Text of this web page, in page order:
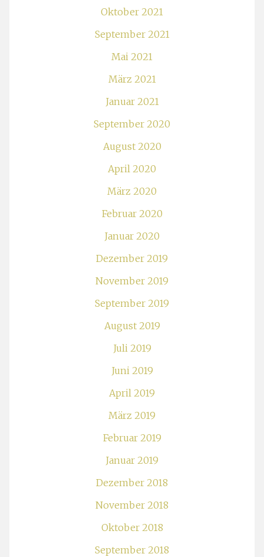
Oktober 2021
September 2021
Mai 2021
März 2021
Januar 2021
September 2020
August 2020
April 2020
März 2020
Februar 2020
Januar 2020
Dezember 2019
November 2019
September 2019
August 2019
Juli 2019
Juni 2019
April 2019
März 2019
Februar 2019
Januar 2019
Dezember 2018
November 2018
Oktober 2018
September 2018